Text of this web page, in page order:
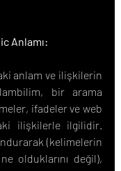
Anlamı:
anlam ve ilişkilerin
bir arama
ifadeler ve web
ilişkilerle ilgilidir.
(kelimelerin
olduklarını değil),